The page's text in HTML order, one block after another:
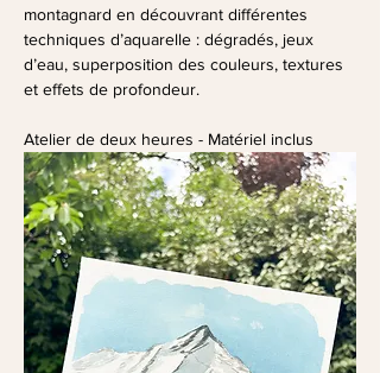
montagnard en découvrant différentes
techniques d’aquarelle : dégradés, jeux
d’eau, superposition des couleurs, textures
et effets de profondeur.
Atelier de deux heures - Matériel inclus